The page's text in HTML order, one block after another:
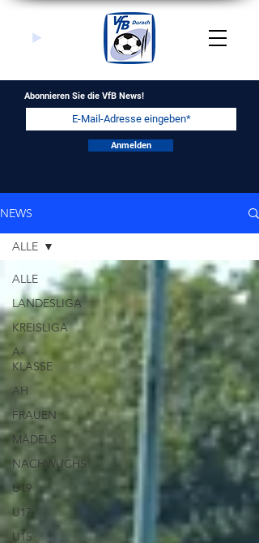
Abonnieren Sie die VfB News!
Anmelden
NEWS
ALLE
LANDESLIGA
KREISLIGA
A-
KLASSE
AH
FRAUEN
MÄDELS
NACHWUCHS
U19
U17
U15
ALLE